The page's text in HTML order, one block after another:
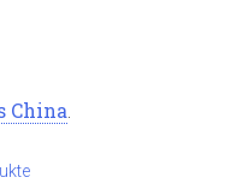
China